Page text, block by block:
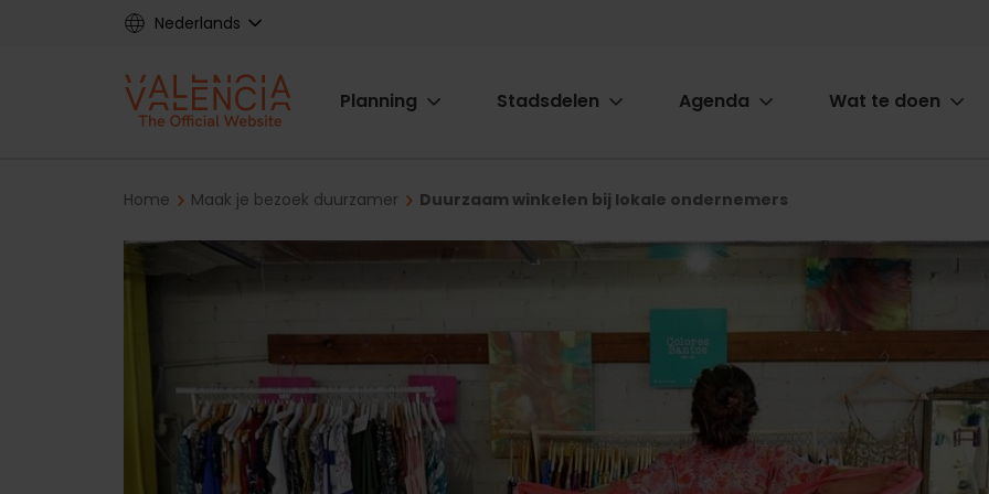
Nederlands
Main
Planning Stadsdelen Agenda Wat te doen
Breadcrumb
Home Maak je bezoek duurzamer Duurzaam winkelen bij lokale ondernemers